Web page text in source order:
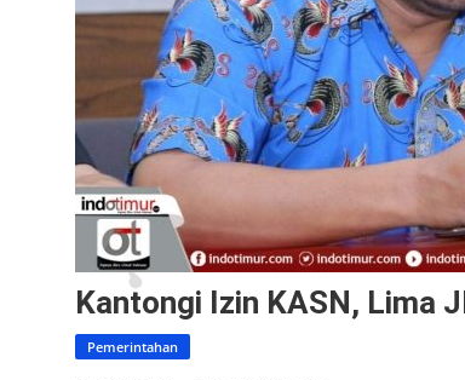
Kantongi Izin KASN, Lima
Pemerintahan